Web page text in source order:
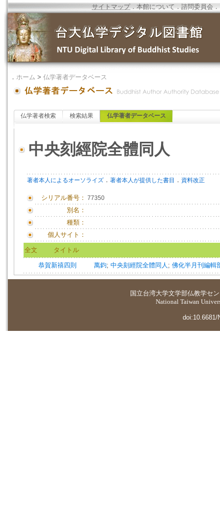
サイトマップ．本館について ．諮問委員会 ．
． ホーム > 仏学著者データベース
仏学著者検索 検索結果 仏学著者データベース
中央刻經院全體同人
著者本人によるオーソライズ ． 著者本人が提供した書目 ． 資料改正
シリアル番号： 77350
別名：
種類：
個人サイト：
全文 タイトル
恭賀新禧四則 萬鈞; 中央刻經院全體同人 ; 佛化半月刊編輯
国立台湾大学文学部仏教学セ
National Taiwan
doi:10.6681/